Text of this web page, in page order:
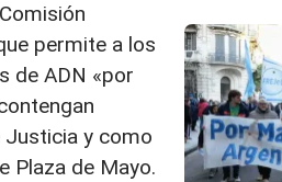
permite a los
de ADN «por
Justicia y como
Plaza de Mayo.